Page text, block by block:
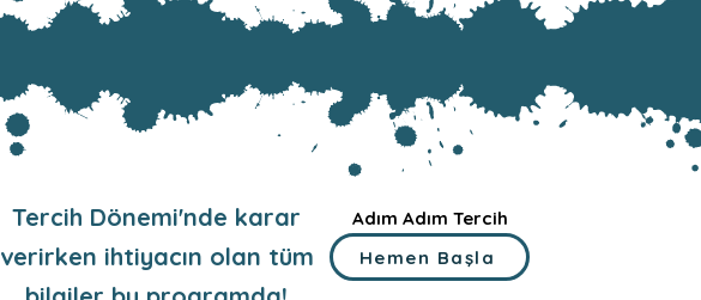
Tercih Dönemi'nde karar
verirken ihtiyacın olan tüm
Adım Adım Tercih
Hemen Başla